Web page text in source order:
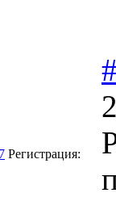
Регистрация: